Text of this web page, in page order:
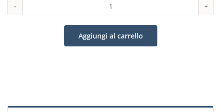
Via
Crucis
quantità
Aggiungi al carrello